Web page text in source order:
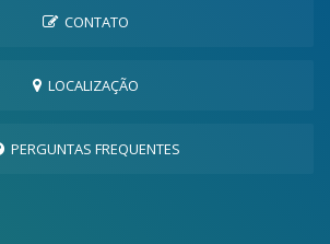
CONTATO
LOCALIZAÇÃO
PERGUNTAS FREQUENTES